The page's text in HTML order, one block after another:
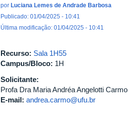
por Luciana Lemes de Andrade Barbosa
Publicado: 01/04/2025 - 10:41
Última modificação: 01/04/2025 - 10:41
Recurso: Sala 1H55
Campus/Bloco: 1H
Solicitante:
Profa Dra Maria Andréa Angelotti Carmo
E-mail: andrea.carmo@ufu.br